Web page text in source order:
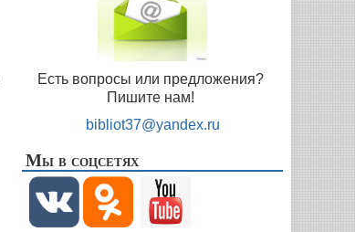
Есть вопросы или предложения?
Пишите нам!
bibliot37@yandex.ru
Мы в соцсетях